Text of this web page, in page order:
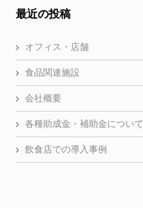
最近の投稿
オフィス・店舗
食品関連施設
会社概要
各種助成金・補助金について
飲食店での導入事例